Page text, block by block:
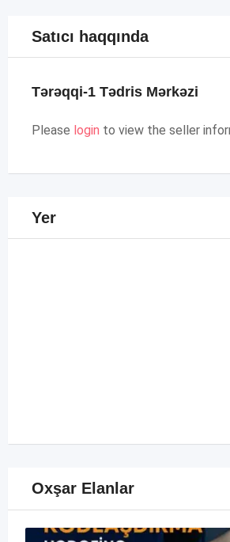
Satıcı haqqında
Tərəqqi-1 Tədris Mərkəzi
Please login to view the seller
Yer
Oxşar Elanlar